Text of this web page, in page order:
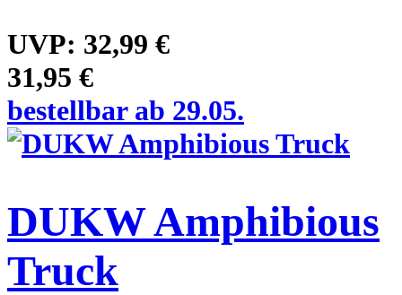
UVP: 32,99 €
31,95 €
bestellbar ab 29.05.
DUKW Amphibious
Truck